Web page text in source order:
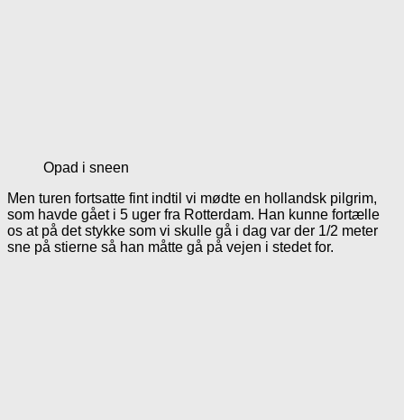
Opad i sneen
Men turen fortsatte fint indtil vi mødte en hollandsk pilgrim,
som havde gået i 5 uger fra Rotterdam. Han kunne fortælle
os at på det stykke som vi skulle gå i dag var der 1/2 meter
sne på stierne så han måtte gå på vejen i stedet for.